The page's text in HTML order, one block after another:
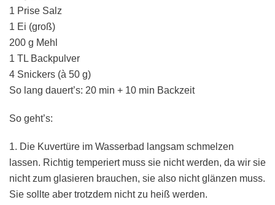
1 Prise Salz
1 Ei (groß)
200 g Mehl
1 TL Backpulver
4 Snickers (à 50 g)
So lang dauert’s: 20 min + 10 min Backzeit
So geht’s:
1. Die Kuvertüre im Wasserbad langsam schmelzen
lassen. Richtig temperiert muss sie nicht werden, da wir sie
nicht zum glasieren brauchen, sie also nicht glänzen muss.
Sie sollte aber trotzdem nicht zu heiß werden.